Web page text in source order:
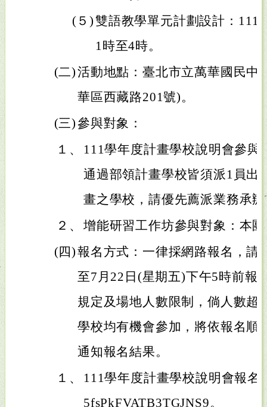
(５)雙語教學單元計劃設計：111
1時至4時。
(二)活動地點：臺北市立萬華國民中
華區西藏路201號)。
(三)參與對象：
１、
111學年度計畫學校說明會參與
通過部領計畫學校皆須派1員出
畫之學校，請優先薦派業務承
２、 增能研習工作坊參與對象：本
(四)報名方式：一律採網路報名，請
至7月22日(星期五)下午5時前報
規定及場地人數限制，倘人數超
學校均有機會參加，將依報名順
通知報名結果。
１、
111學年度計畫學校說明會報名
5fsPkFVATB3TGJNS9。